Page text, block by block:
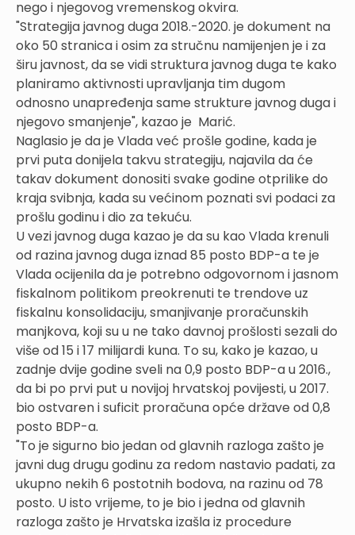
nego i njegovog vremenskog okvira.
"Strategija javnog duga 2018.-2020. je dokument na
oko 50 stranica i osim za stručnu namijenjen je i za
širu javnost, da se vidi struktura javnog duga te kako
planiramo aktivnosti upravljanja tim dugom
odnosno unapređenja same strukture javnog duga i
njegovo smanjenje", kazao je Marić.
Naglasio je da je Vlada već prošle godine, kada je
prvi puta donijela takvu strategiju, najavila da će
takav dokument donositi svake godine otprilike do
kraja svibnja, kada su većinom poznati svi podaci za
prošlu godinu i dio za tekuću.
U vezi javnog duga kazao je da su kao Vlada krenuli
od razina javnog duga iznad 85 posto BDP-a te je
Vlada ocijenila da je potrebno odgovornom i jasnom
fiskalnom politikom preokrenuti te trendove uz
fiskalnu konsolidaciju, smanjivanje proračunskih
manjkova, koji su u ne tako davnoj prošlosti sezali do
više od 15 i 17 milijardi kuna. To su, kako je kazao, u
zadnje dvije godine sveli na 0,9 posto BDP-a u 2016.,
da bi po prvi put u novijoj hrvatskoj povijesti, u 2017.
bio ostvaren i suficit proračuna opće države od 0,8
posto BDP-a.
"To je sigurno bio jedan od glavnih razloga zašto je
javni dug drugu godinu za redom nastavio padati, za
ukupno nekih 6 postotnih bodova, na razinu od 78
posto. U isto vrijeme, to je bio i jedna od glavnih
razloga zašto je Hrvatska izašla iz procedure